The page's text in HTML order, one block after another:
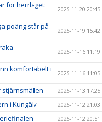
för herrlaget:
2025-11-20 20:45
poäng står på
2025-11-19 15:42
2025-11-16 11:19
komfortabelt i
2025-11-16 11:05
stjärnsmällen 2025-11-13 17:25
i Kungälv 2025-11-12 21:03
2025-11-12 20:51